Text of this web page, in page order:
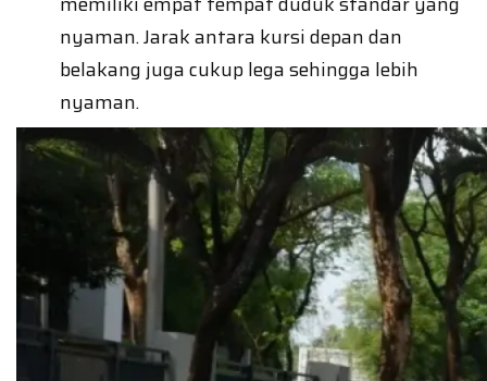
nyaman. Jarak antara kursi depan dan
belakang juga cukup lega sehingga lebih
nyaman.